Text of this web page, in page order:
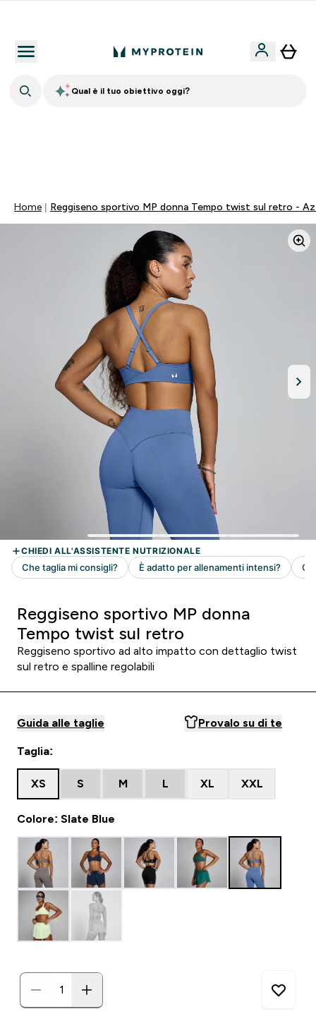
Qual è il tuo obiettivo oggi?
Home Reggiseno sportivo MP donna Tempo twist sul retro -
Reggiseno sportivo MP donna
Tempo twist sul retro
Reggiseno sportivo ad alto impatto con dettaglio twist
sul retro e spalline regolabili
Guida alle taglie Provalo su di te
Taglia:
XS S M L XL XXL
Colore: Slate Blue